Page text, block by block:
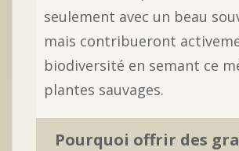
seulement avec un beau
mais contribueront
biodiversité en semant ce
plantes sauvages.
Pourquoi offrir des